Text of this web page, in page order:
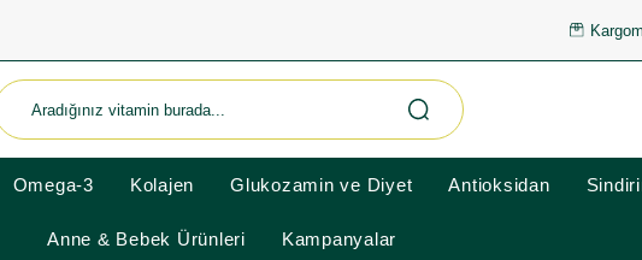
Omega-3 Kolajen Glukozamin ve Diyet Antioksidan
Anne & Bebek Ürünleri Kampanyalar